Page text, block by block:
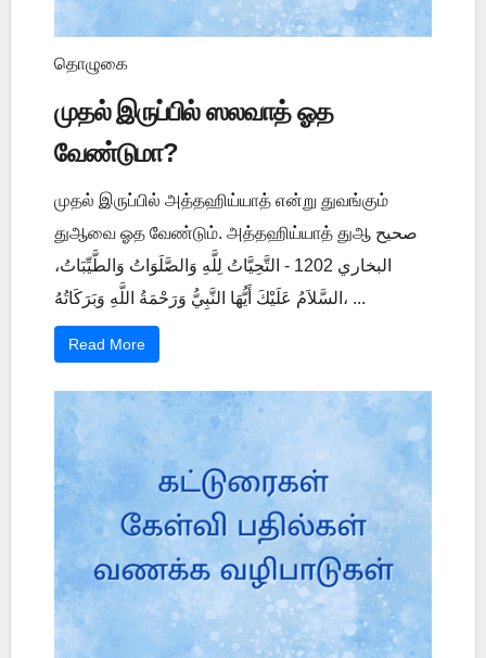
தொழுகை
முதல் இருப்பில் ஸலவாத் ஓத
வேண்டுமா?
முதல் இருப்பில் அத்தஹிய்யாத் என்று துவங்கும்
துஆவை ஓத வேண்டும். அத்தஹிய்யாத் துஆ صحيح
البخاري 1202 - التَّحِيَّاتُ لِلَّهِ وَالصَّلَوَاتُ وَالطَّيِّبَاتُ،
السَّلاَمُ عَلَيْكَ أَيُّهَا النَّبِيُّ وَرَحْمَةُ اللَّهِ وَبَرَكَاتُهُ، ...
Read More